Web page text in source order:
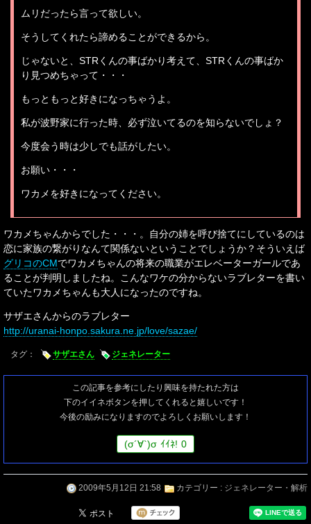
ムリだったら言って欲しい。
そうしてくれたら諦めることができるから。
じゃないと、STRくんの事ばかり考えて、STRくんの事ばか
り見つめちゃって・・・
もっともっと好きになっちゃうよ。
私が波野家に行った時、必ず泣いてるのを知らないでしょ？
今度会う時は少しでも話がしたい。
お願い・・・
ワカメを好きになってください。
ワカメちゃんからでした・・・。自分の姉を呼び捨てにしているのは
恋に家族の繋がりなんて関係ないということでしょうか？そういえば
グリコのCMでワカメちゃんの将来の職業がエレベーターガールであ
ることが判明しましたね。こんなワケの分からないラブレターを書い
ていたワカメちゃんも大人になったのですね。
サザエさんからのラブレター
http://uranai-honpo.sakura.ne.jp/love/sazae/
タグ： サザエさん ジェネレーター
この記事を参考にしたり興味を持たれた方は
下のイイネボタンを押してくれると嬉しいです！
今後の励みになりますのでよろしくお願いします！
(σ´∀`)σ ｲｲﾈ! 0
2009年5月12日 21:58 カテゴリー : ジェネレーター・解析